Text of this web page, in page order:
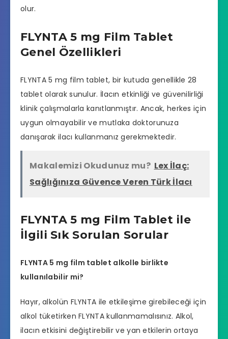
olur.
FLYNTA 5 mg Film Tablet
Genel Özellikleri
FLYNTA 5 mg film tablet, bir kutuda genellikle 28
tablet olarak sunulur. İlacın etkinliği ve güvenilirliği
klinik çalışmalarla kanıtlanmıştır. Ancak, herkes için
uygun olmayabilir ve mutlaka doktorunuza
danışarak ilacı kullanmanız gerekmektedir.
Makalemizi Okudunuz mu? Lex İlaç:
Sağlığınıza Güvence Veren Türk İlacı
FLYNTA 5 mg Film Tablet ile
İlgili Sık Sorulan Sorular
FLYNTA 5 mg film tablet alkolle birlikte
kullanılabilir mi?
Hayır, alkolün FLYNTA ile etkileşime girebileceği için
alkol tüketirken FLYNTA kullanmamalısınız. Alkol,
ilacın etkisini değiştirebilir ve yan etkilerin ortaya